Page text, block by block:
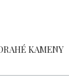
KAMENY